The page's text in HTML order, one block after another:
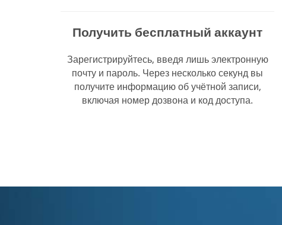
Получить бесплатный аккаунт
Зарегистрируйтесь, введя лишь электронную
почту и пароль. Через несколько секунд вы
получите информацию об учётной записи,
включая номер дозвона и код доступа.